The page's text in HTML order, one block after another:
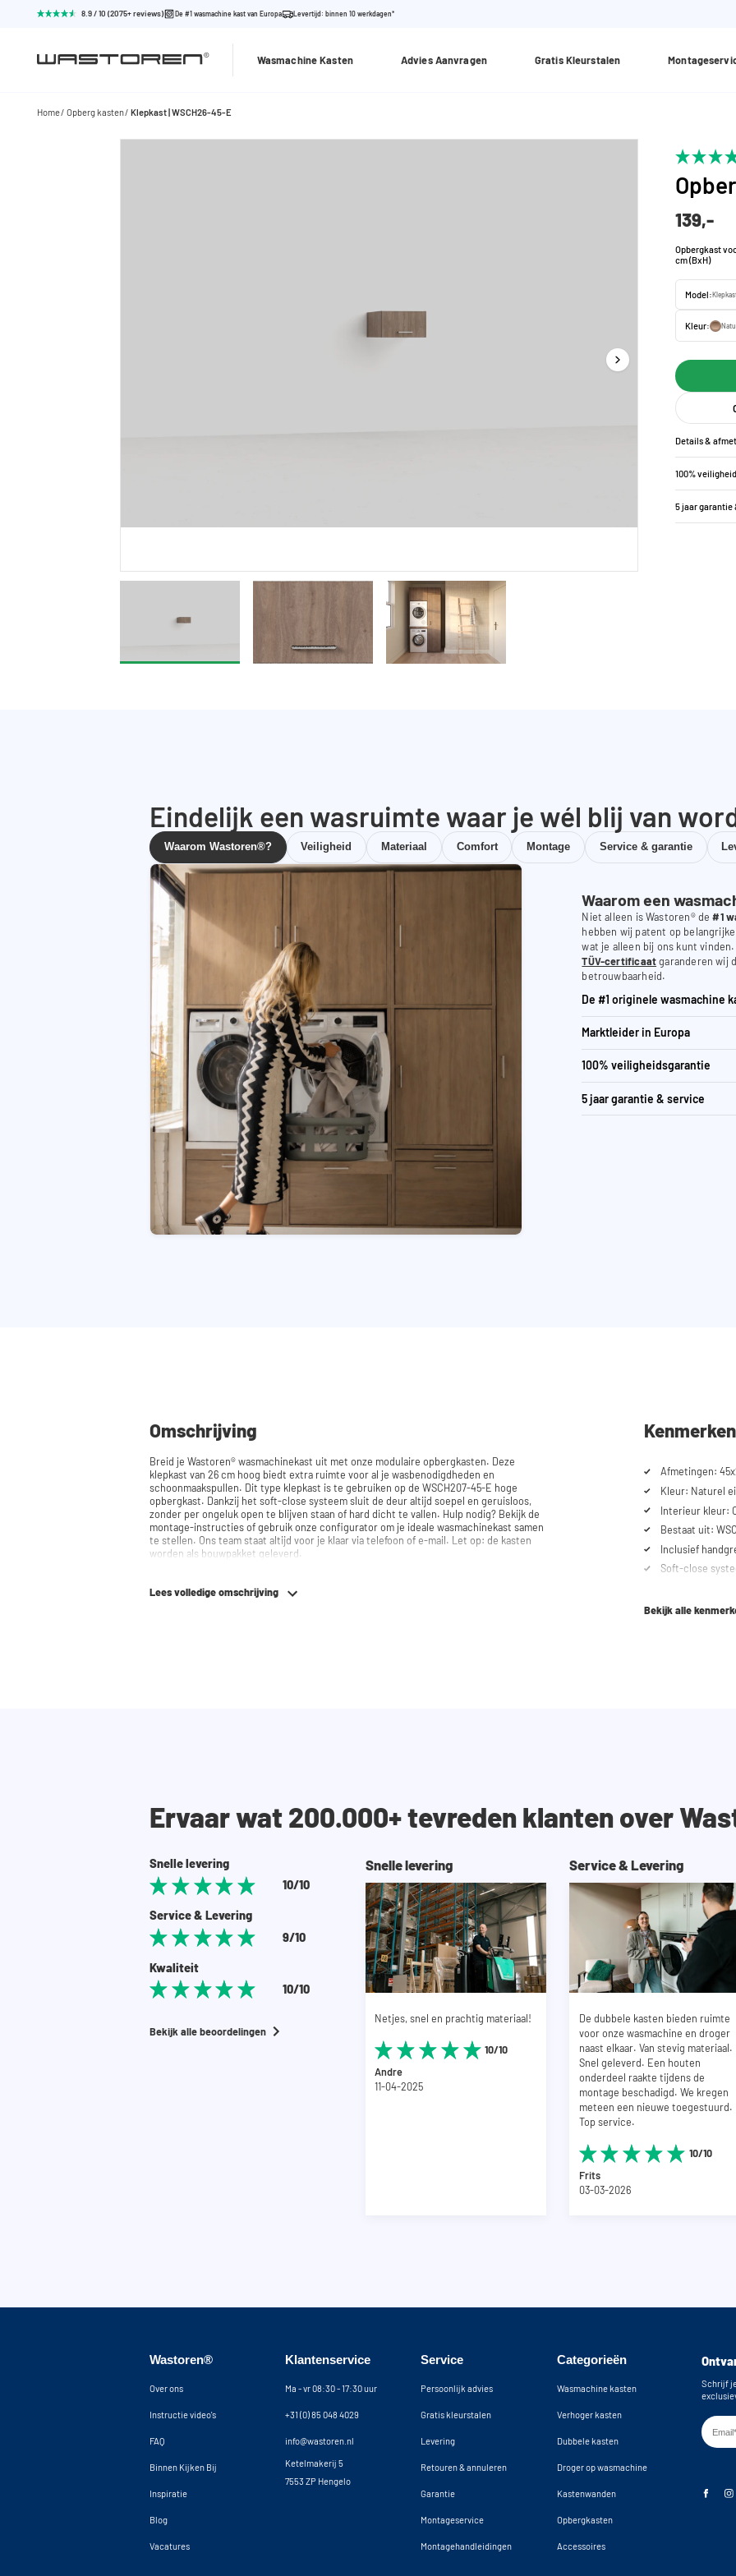
8.9 / 10 (2075+ reviews) De #1 wasmachine kast van Europa Levertijd: binnen 10 werkdagen*
Wasmachine Kasten Advies Aanvragen Gratis Kleurstalen
Home Opberg kasten Klepkast | WSCH26-45-E
139,-
Opbergkast
cm (BxH)
Model:
Kleur:
Details &
100%
5 jaar garantie
Eindelijk een wasruimte waar je wél blij van
Waarom Wastoren®? Veiligheid Materiaal Comfort Montage Service & garantie
Waarom een
Niet alleen is Wastoren® de#1
hebben wij patent op
wat je alleen bij ons kunt
TÜV-certificaatgaranderen wij
betrouwbaarheid.
De #1 originele wasmachine
Marktleider in Europa
100% veiligheidsgarantie
5 jaar garantie & service
Omschrijving
Breid je Wastoren® wasmachinekast uit met onze modulaire opbergkasten. Deze
klepkast van 26 cm hoog biedt extra ruimte voor al je wasbenodigdheden en
schoonmaakspullen. Dit type klepkast is te gebruiken op de WSCH207-45-E hoge
opbergkast. Dankzij het soft-close systeem sluit de deur altijd soepel en geruisloos,
zonder per ongeluk open te blijven staan of hard dicht te vallen. Hulp nodig? Bekijk de
montage-instructies of gebruik onze configurator om je ideale wasmachinekast samen
te stellen. Ons team staat altijd voor je klaar via telefoon of e-mail. Let op: de kasten
worden als bouwpakket geleverd.
Lees volledige omschrijving
Kenmerken
Afmetingen:
Kleur: Naturel
Interieur kleur:
Bestaat uit:
Inclusief
Soft-close
Bekijk alle
Ervaar wat 200.000+ tevreden klanten over
Snelle levering
10/10
Service & Levering
9/10
Kwaliteit
10/10
Bekijk alle beoordelingen
Snelle levering
Netjes, snel en prachtig materiaal!
10/10
Andre
11-04-2025
Service & Levering
De dubbele kasten bieden ruimte
voor onze wasmachine en droger
naast elkaar. Van stevig materiaal.
Snel geleverd. Een houten
onderdeel raakte tijdens de
montage beschadigd. We kregen
meteen een nieuwe toegestuurd.
Top service.
10/10
Frits
03-03-2026
Wastoren®
Over ons
Instructie video's
FAQ
Binnen Kijken Bij
Inspiratie
Blog
Vacatures
Klantenservice
Ma - vr 08:30 - 17:30 uur
+31 (0) 85 048 4029
info@wastoren.nl
Ketelmakerij 5
7553 ZP Hengelo
Service
Persoonlijk advies
Gratis kleurstalen
Levering
Retouren & annuleren
Garantie
Montageservice
Montagehandleidingen
Categorieën
Wasmachine kasten
Verhoger kasten
Dubbele kasten
Droger op wasmachine
Kastenwanden
Opbergkasten
Accessoires
Schrijf